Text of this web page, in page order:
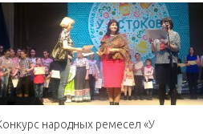
народных ремесел «У